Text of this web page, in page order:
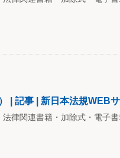
| 記事 | 新日本法規WEB
律関連書籍・加除式・電子